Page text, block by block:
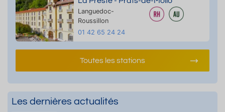
Languedoc-
Roussillon
01 42 65 24 24
Toutes les stations
Les dernières actualités